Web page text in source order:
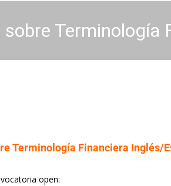
sobre Terminología
Terminología Financiera Inglés/
open: